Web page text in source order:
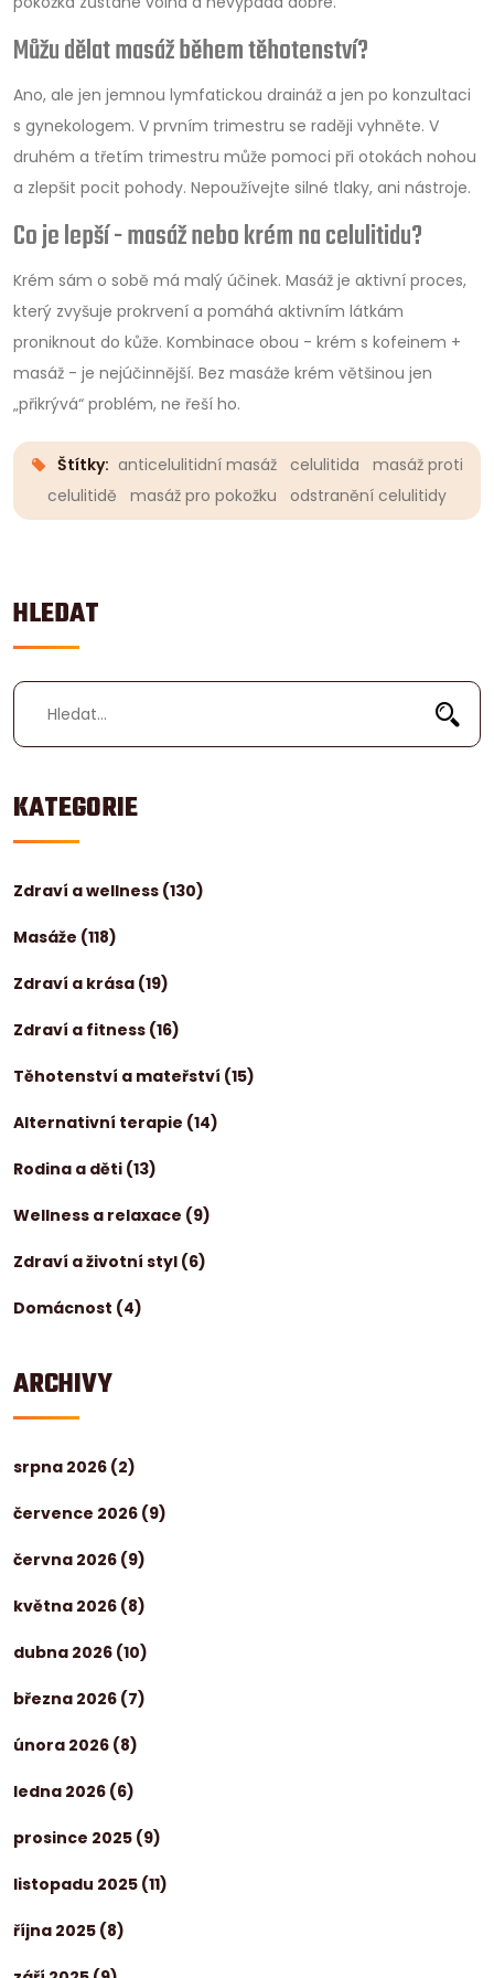
HLEDAT
KATEGORIE
Zdraví a wellness (130)
Masáže (118)
Zdraví a krása (19)
Zdraví a fitness (16)
Těhotenství a mateřství (15)
Alternativní terapie (14)
Rodina a děti (13)
Wellness a relaxace (9)
Zdraví a životní styl (6)
Domácnost (4)
ARCHIVY
srpna 2026 (2)
července 2026 (9)
června 2026 (9)
května 2026 (8)
dubna 2026 (10)
března 2026 (7)
února 2026 (8)
ledna 2026 (6)
prosince 2025 (9)
listopadu 2025 (11)
října 2025 (8)
Můžu dělat masáž během těhotenství?
Ano, ale jen jemnou lymfatickou draináž a jen po konzultaci
s gynekologem. V prvním trimestru se raději vyhněte. V
druhém a třetím trimestru může pomoci při otokách nohou
a zlepšit pocit pohody. Nepoužívejte silné tlaky, ani nástroje.
Co je lepší - masáž nebo krém na celulitidu?
Krém sám o sobě má malý účinek. Masáž je aktivní proces,
který zvyšuje prokrvení a pomáhá aktivním látkám
proniknout do kůže. Kombinace obou - krém s kofeinem +
masáž - je nejúčinnější. Bez masáže krém většinou jen
„přikrývá“ problém, ne řeší ho.
Štítky: anticelulitidní masáž celulitida
masáž proti
celulitidě
masáž pro pokožku odstranění celulitidy